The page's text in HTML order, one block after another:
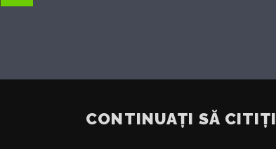
CONTINUAȚI SĂ CITIȚI